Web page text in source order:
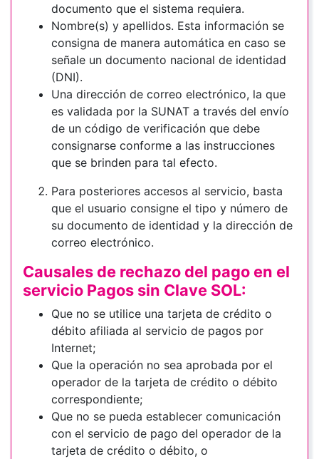
documento que el sistema requiera.
Nombre(s) y apellidos. Esta información se
consigna de manera automática en caso se
señale un documento nacional de identidad
(DNI).
Una dirección de correo electrónico, la que
es validada por la SUNAT a través del envío
de un código de verificación que debe
consignarse conforme a las instrucciones
que se brinden para tal efecto.
Para posteriores accesos al servicio, basta
que el usuario consigne el tipo y número de
su documento de identidad y la dirección de
correo electrónico.
Causales de rechazo del pago en el
servicio Pagos sin Clave SOL:
Que no se utilice una tarjeta de crédito o
débito afiliada al servicio de pagos por
Internet;
Que la operación no sea aprobada por el
operador de la tarjeta de crédito o débito
correspondiente;
Que no se pueda establecer comunicación
con el servicio de pago del operador de la
tarjeta de crédito o débito, o